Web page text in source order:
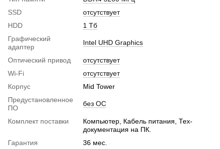
SSD
отсутствует
HDD
1 Тб
Графический
адаптер
Intel UHD Graphics
Оптический привод
отсутствует
Wi-Fi
отсутствует
Корпус
Mid Tower
Предустановленное
ПО
без ОС
Комплект поставки
Компьютер, Кабель питания, Тех-
документация на ПК.
Гарантия
36 мес.